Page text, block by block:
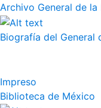
Archivo General de la
Biografía del General
Impreso
Biblioteca de México